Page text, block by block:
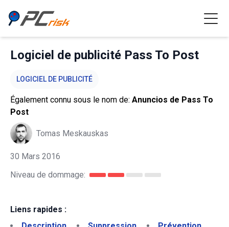
Logiciel de publicité Pass To Post
LOGICIEL DE PUBLICITÉ
Également connu sous le nom de: Anuncios de Pass To
Post
Tomas Meskauskas
30 Mars 2016
Niveau de dommage:
Liens rapides :